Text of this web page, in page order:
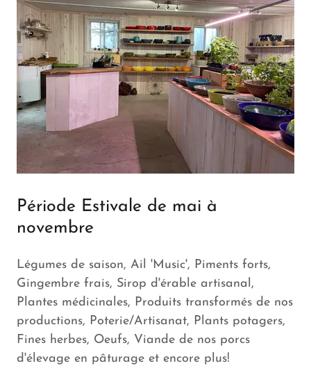
Période Estivale de mai à
novembre
Légumes de saison, Ail 'Music', Piments forts,
Gingembre frais, Sirop d'érable artisanal,
Plantes médicinales, Produits transformés de nos
productions, Poterie/Artisanat, Plants potagers,
Fines herbes, Oeufs, Viande de nos porcs
d'élevage en pâturage et encore plus!